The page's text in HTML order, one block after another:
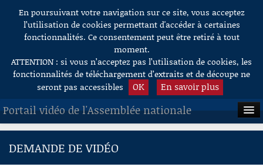
Aller au contenu
En poursuivant votre navigation sur ce site, vous acceptez
l’utilisation de cookies permettant d'accéder à certaines
fonctionnalités. Ce consentement peut être retiré à tout
moment.
ATTENTION : si vous n’acceptez pas l’utilisation de cookies, les
fonctionnalités de téléchargement d’extraits et de découpe ne
seront pas accessibles
OK En savoir plus
Portail vidéo de l'Assemblée nationale
ACCUEIL
DEMANDE DE VIDÉO